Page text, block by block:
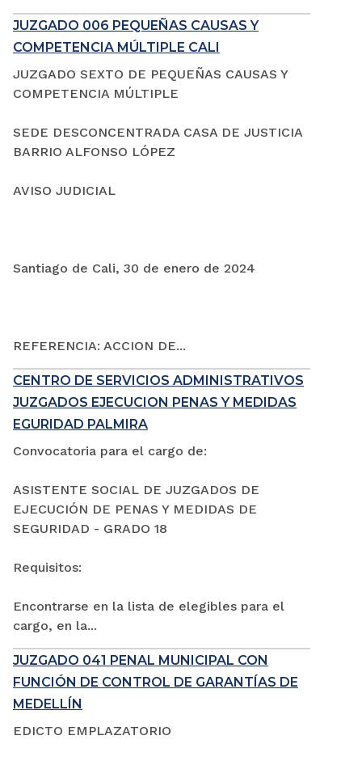
JUZGADO 006 PEQUEÑAS CAUSAS Y
COMPETENCIA MÚLTIPLE CALI
JUZGADO SEXTO DE PEQUEÑAS CAUSAS Y
COMPETENCIA MÚLTIPLE
SEDE DESCONCENTRADA CASA DE JUSTICIA
BARRIO ALFONSO LÓPEZ
AVISO JUDICIAL
Santiago de Cali, 30 de enero de 2024
REFERENCIA: ACCION DE...
CENTRO DE SERVICIOS ADMINISTRATIVOS
JUZGADOS EJECUCION PENAS Y MEDIDAS
EGURIDAD PALMIRA
Convocatoria para el cargo de:
ASISTENTE SOCIAL DE JUZGADOS DE
EJECUCIÓN DE PENAS Y MEDIDAS DE
SEGURIDAD - GRADO 18
Requisitos:
Encontrarse en la lista de elegibles para el
cargo, en la...
JUZGADO 041 PENAL MUNICIPAL CON
FUNCIÓN DE CONTROL DE GARANTÍAS DE
MEDELLÍN
EDICTO EMPLAZATORIO